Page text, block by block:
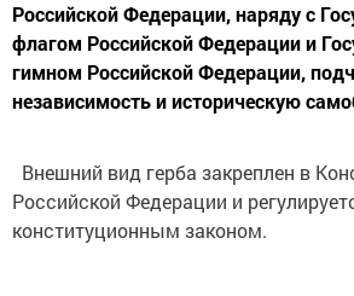
Российской Федерации, наряду с
флагом Российской Федерации и
гимном Российской Федерации,
независимость и историческую
Внешний вид герба закреплен в
Российской Федерации и
конституционным законом.